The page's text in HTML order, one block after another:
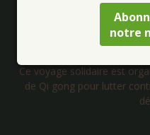
notre
Voyage solidaire au
Ce voyage solidaire est
de Qi gong pour lutter